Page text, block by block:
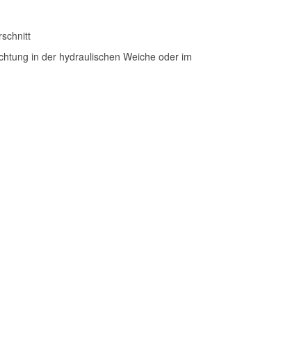
in der hydraulischen Weiche oder im